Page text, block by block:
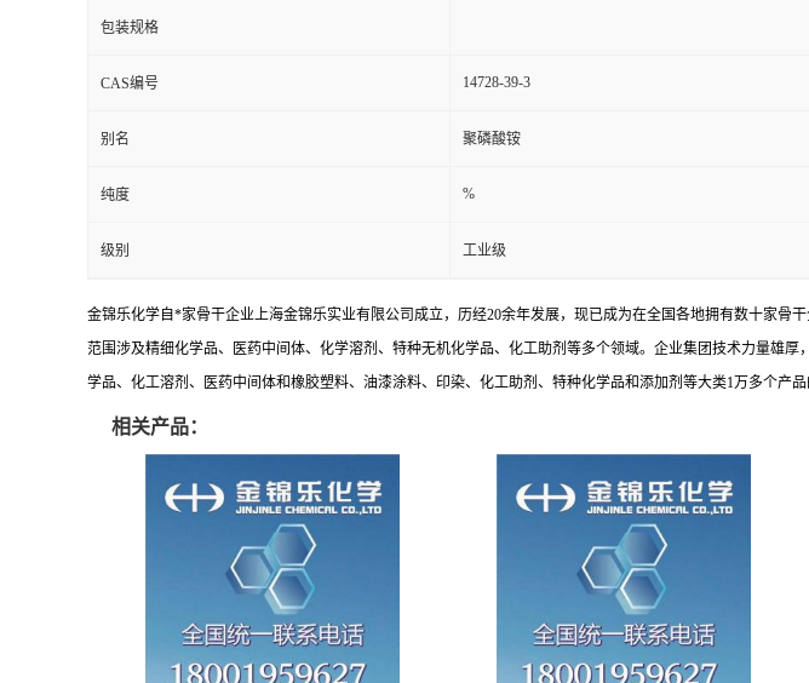
包装规格
CAS编号 14728-39-3
别名 聚磷酸铵
纯度 %
级别 工业级
金锦乐化学自*家骨干企业上海金锦乐实业有限公司成立，历经20余年发展，现已成为在全国各地拥有数十家
范围涉及精细化学品、医药中间体、化学溶剂、特种无机化学品、化工助剂等多个领域。企业集团技术力量雄
学品、化工溶剂、医药中间体和橡胶塑料、油漆涂料、印染、化工助剂、特种化学品和添加剂等大类1万多个产
相关产品：